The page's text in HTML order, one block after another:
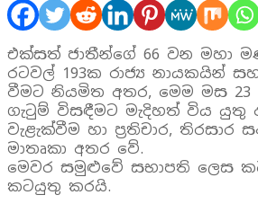
එක්සත් ජාතීන්ගේ 66 වන මහා
රටවල් 193ක රාජ්‍ය නායකයින්
වීමට නියමිත අතර, මෙම මස
ගැටුම් විසඳීමට මැදිහත් විය
වැළැක්වීම හා ප‍්‍රතිචාර,
මාතෘකා අතර වේ.
මෙවර සමුළුවේ සභාපති ලෙස
කටයුතු කරයි.